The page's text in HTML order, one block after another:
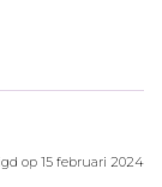
op 15 februari 2024